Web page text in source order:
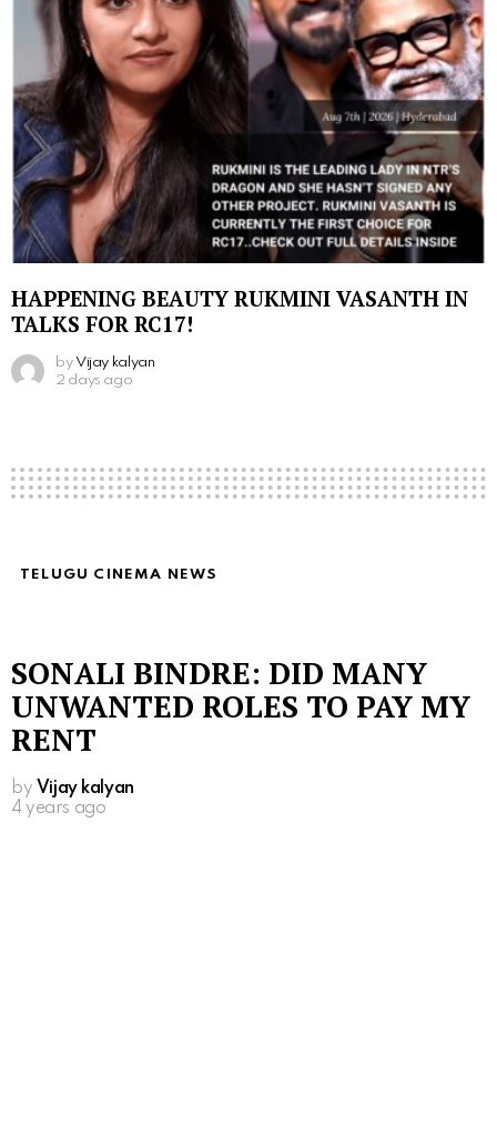
HAPPENING BEAUTY RUKMINI VASANTH IN
TALKS FOR RC17!
by Vijay kalyan
2 days ago
TELUGU CINEMA NEWS
SONALI BINDRE: DID MANY
UNWANTED ROLES TO PAY MY
RENT
by Vijay kalyan
4 years ago